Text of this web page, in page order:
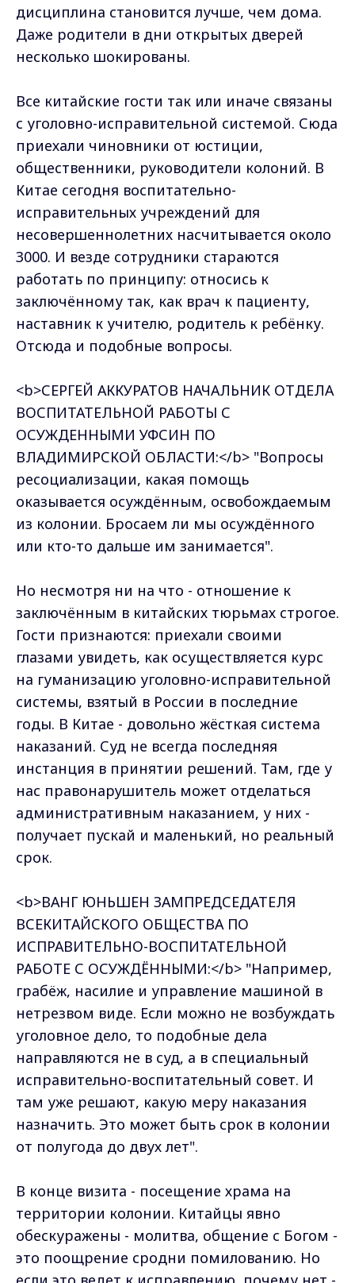
дисциплина становится лучше, чем дома.
Даже родители в дни открытых дверей
несколько шокированы.
Все китайские гости так или иначе связаны
с уголовно-исправительной системой. Сюда
приехали чиновники от юстиции,
общественники, руководители колоний. В
Китае сегодня воспитательно-
исправительных учреждений для
несовершеннолетних насчитывается около
3000. И везде сотрудники стараются
работать по принципу: относись к
заключённому так, как врач к пациенту,
наставник к учителю, родитель к ребёнку.
Отсюда и подобные вопросы.
<b>СЕРГЕЙ АККУРАТОВ НАЧАЛЬНИК ОТДЕЛА
ВОСПИТАТЕЛЬНОЙ РАБОТЫ С
ОСУЖДЕННЫМИ УФСИН ПО
ВЛАДИМИРСКОЙ ОБЛАСТИ:</b> "Вопросы
ресоциализации, какая помощь
оказывается осуждённым, освобождаемым
из колонии. Бросаем ли мы осуждённого
или кто-то дальше им занимается".
Но несмотря ни на что - отношение к
заключённым в китайских тюрьмах строгое.
Гости признаются: приехали своими
глазами увидеть, как осуществляется курс
на гуманизацию уголовно-исправительной
системы, взятый в России в последние
годы. В Китае - довольно жёсткая система
наказаний. Суд не всегда последняя
инстанция в принятии решений. Там, где у
нас правонарушитель может отделаться
административным наказанием, у них -
получает пускай и маленький, но реальный
срок.
<b>ВАНГ ЮНЬШЕН ЗАМПРЕДСЕДАТЕЛЯ
ВСЕКИТАЙСКОГО ОБЩЕСТВА ПО
ИСПРАВИТЕЛЬНО-ВОСПИТАТЕЛЬНОЙ
РАБОТЕ С ОСУЖДЁННЫМИ:</b> "Например,
грабёж, насилие и управление машиной в
нетрезвом виде. Если можно не возбуждать
уголовное дело, то подобные дела
направляются не в суд, а в специальный
исправительно-воспитательный совет. И
там уже решают, какую меру наказания
назначить. Это может быть срок в колонии
от полугода до двух лет".
В конце визита - посещение храма на
территории колонии. Китайцы явно
обескуражены - молитва, общение с Богом -
это поощрение сродни помилованию. Но